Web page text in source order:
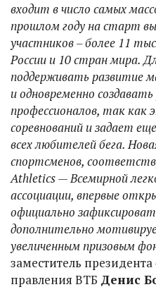
входит в число самых
прошлом году на старт
участников – более 11
России и 10 стран мира.
поддерживать развитие
и одновременно создавать
профессионалов, так
соревнований и задает
всех любителей бега.
спортсменов,
Athletics — Всемирной
ассоциации, впервые
официально
дополнительно
увеличенным призовым
заместитель
правления ВТБ Денис